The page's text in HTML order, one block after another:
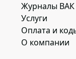
Журналы ВАК
Услуги
Оплата и
О компании